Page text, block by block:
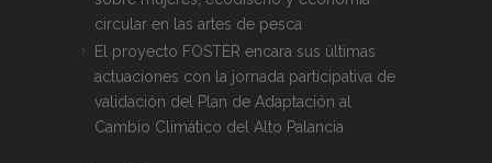
circular en las artes de pesca
El proyecto FOSTER encara sus últimas
actuaciones con la jornada participativa de
validación del Plan de Adaptación al
Cambio Climático del Alto Palancia